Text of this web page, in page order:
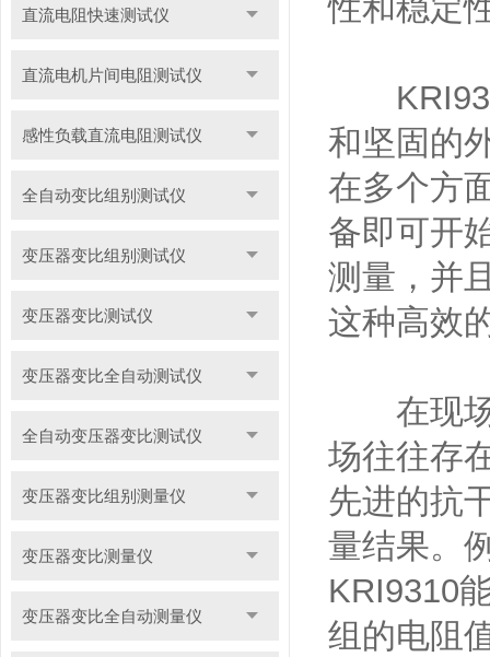
直流电阻快速测试仪
直流电机片间电阻测试仪
感性负载直流电阻测试仪
全自动变比组别测试仪
变压器变比组别测试仪
变压器变比测试仪
变压器变比全自动测试仪
全自动变压器变比测试仪
变压器变比组别测量仪
变压器变比测量仪
变压器变比全自动测量仪
性和稳定
和坚固的
在多个方
备即可开
测量，并
这种高效
在现场
场往往存
先进的抗
量结果。
KRI9310
组的电阻